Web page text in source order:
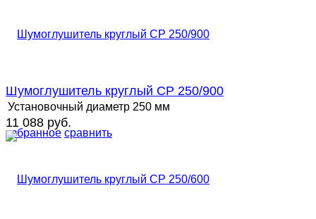
избранное сравнить
Шумоглушитель круглый СР 250/900
Установочный диаметр 250 мм
11 088 руб.